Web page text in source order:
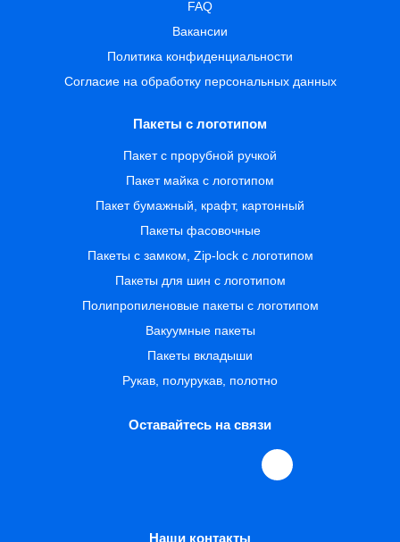
FAQ
Вакансии
Политика конфиденциальности
Согласие на обработку персональных данных
Пакеты с логотипом
Пакет с прорубной ручкой
Пакет майка с логотипом
Пакет бумажный, крафт, картонный
Пакеты фасовочные
Пакеты с замком, Zip-lock с логотипом
Пакеты для шин с логотипом
Полипропиленовые пакеты с логотипом
Вакуумные пакеты
Пакеты вкладыши
Рукав, полурукав, полотно
Оставайтесь на связи
Наши контакты